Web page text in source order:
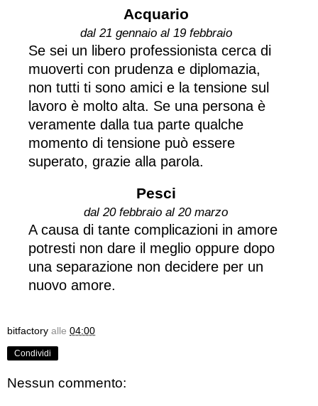
Acquario
dal 21 gennaio al 19 febbraio
Se sei un libero professionista cerca di
muoverti con prudenza e diplomazia,
non tutti ti sono amici e la tensione sul
lavoro è molto alta. Se una persona è
veramente dalla tua parte qualche
momento di tensione può essere
superato, grazie alla parola.
Pesci
dal 20 febbraio al 20 marzo
A causa di tante complicazioni in amore
potresti non dare il meglio oppure dopo
una separazione non decidere per un
nuovo amore.
bitfactory alle 04:00
Condividi
Nessun commento: